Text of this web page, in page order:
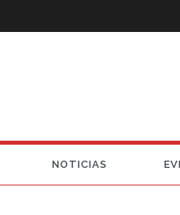
NOTICIAS